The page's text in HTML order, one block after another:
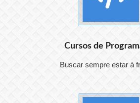
Cursos de
Buscar sempre estar à